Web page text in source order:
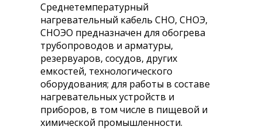
Среднетемпературный
нагревательный кабель СНО, СНОЭ,
СНОЭО предназначен для обогрева
трубопроводов и арматуры,
резервуаров, сосудов, других
емкостей, технологического
оборудования; для работы в составе
нагревательных устройств и
приборов, в том числе в пищевой и
химической промышленности.